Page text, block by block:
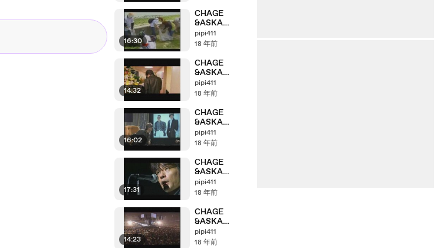
16:30
CHAGE
&ASKA
Anthology
「2001＞2002」
pipi411
18 年前
14:32
CHAGE
&ASKA
Anthology
「2001＞2002」
pipi411
18 年前
16:02
CHAGE
&ASKA
Anthology
「2001＞2002」
pipi411
18 年前
17:31
CHAGE
&ASKA
Anthology
「2000＞2001」
pipi411
18 年前
14:23
CHAGE
&ASKA
Anthology
「1999＞2000」
pipi411
18 年前